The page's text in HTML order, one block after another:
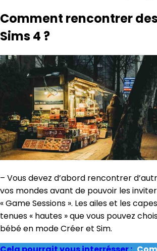
Comment rencontrer
Sims 4 ?
– Vous devez d’abord rencontrer
vos mondes avant de pouvoir les
« Game Sessions ». Les ailes et les
tenues « hautes » que vous pouvez
bébé en mode Créer et Sim.